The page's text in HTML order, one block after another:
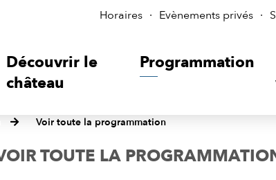
Horaires Evènements privés
Découvrir le
château
Programmation
Voir toute la programmation
TOUTE LA